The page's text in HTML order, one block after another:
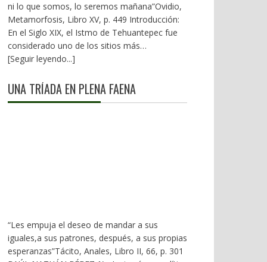
ni lo que somos, lo seremos mañana”Ovidio,
Metamorfosis, Libro XV, p. 449 Introducción:
En el Siglo XIX, el Istmo de Tehuantepec fue
considerado uno de los sitios más
estratégicos a nivel mundial. En la mira de los
emanados del PRI iniciaron una serie de
1).- La primera falacia Se ha dicho que el
Corredor Interoceánico del Istmo de
Tehuantepec (CIIT), competiría con el Canal
[Seguir leyendo...]
UNA TRÍADA EN PLENA FAENA
“Les empuja el deseo de mandar a sus
iguales,a sus patrones, después, a sus propias
esperanzas”Tácito, Anales, Libro II, 66, p. 301